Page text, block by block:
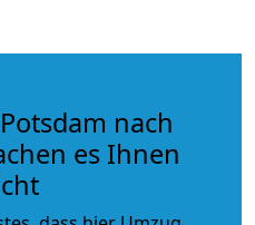
nach
es Ihnen